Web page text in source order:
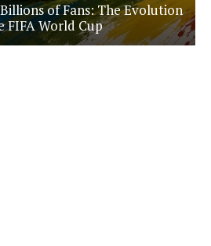
of Fans: The Evolution
FIFA World Cup